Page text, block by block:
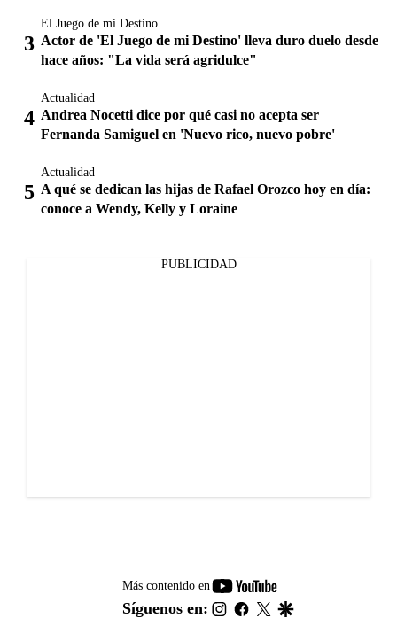
El Juego de mi Destino
Actor de 'El Juego de mi Destino' lleva duro duelo desde
hace años: "La vida será agridulce"
Actualidad
Andrea Nocetti dice por qué casi no acepta ser
Fernanda Samiguel en 'Nuevo rico, nuevo pobre'
Actualidad
A qué se dedican las hijas de Rafael Orozco hoy en día:
conoce a Wendy, Kelly y Loraine
PUBLICIDAD
Más contenido en
youtube-
footer
Síguenos en: instagram
facebook
twitter